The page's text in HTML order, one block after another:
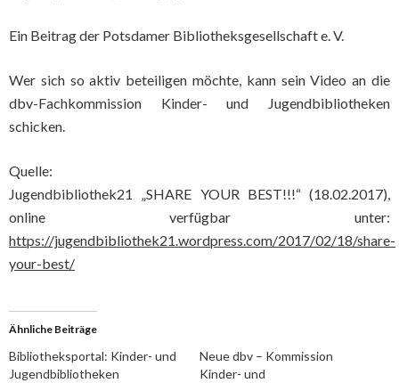
Ein Beitrag der Potsdamer Bibliotheksgesellschaft e. V.
Wer sich so aktiv beteiligen möchte, kann sein Video an die
dbv-Fachkommission Kinder- und Jugendbibliotheken
schicken.
Quelle:
Jugendbibliothek21 „SHARE YOUR BEST!!!“ (18.02.2017),
online verfügbar unter:
https://jugendbibliothek21.wordpress.com/2017/02/18/share-
your-best/
Ähnliche Beiträge
Bibliotheksportal: Kinder- und
Jugendbibliotheken
Neue dbv – Kommission
Kinder- und